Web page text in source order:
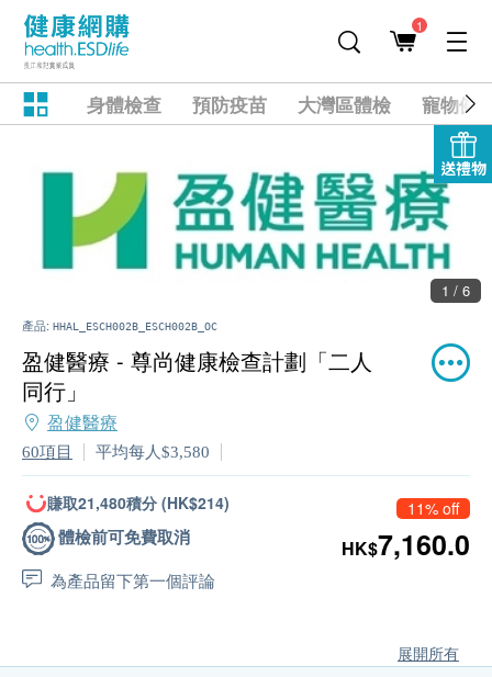
1
身體檢查 預防疫苗 大灣區體檢 寵物健
送禮物
1 / 6
產品: HHAL_ESCH002B_ESCH002B_OC
盈健醫療 - 尊尚健康檢查計劃「二人
同行」
盈健醫療
60項目 平均每人$3,580
賺取21,480積分 (HK$214)
體檢前可免費取消
為產品留下第一個評論
11% off
HK$7,160.0
展開所有